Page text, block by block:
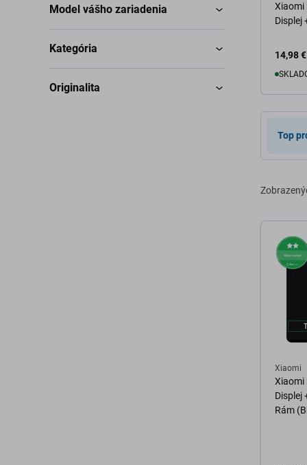
Model vášho zariadenia
Kategória
Originalita
Xiaomi
Displej
14,98 €
Top
Xiaomi
Xiaomi
Displej
Rám